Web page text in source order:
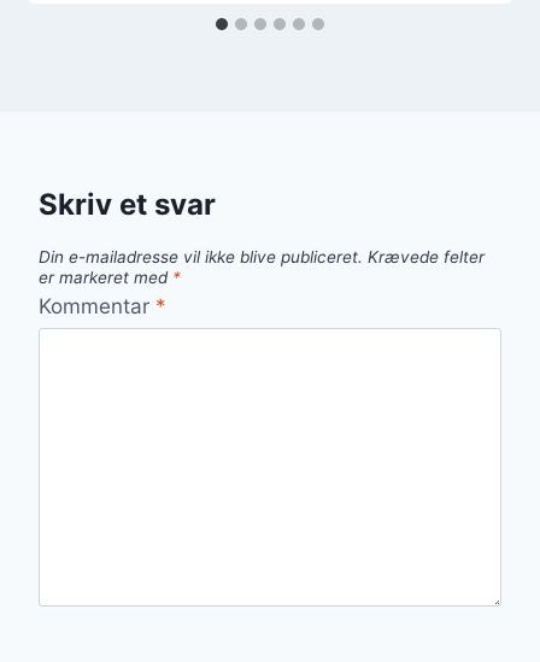
Skriv et svar
Din e-mailadresse vil ikke blive publiceret. Krævede felter
er markeret med *
Kommentar *